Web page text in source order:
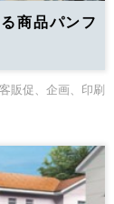
商品パンフ
販促 企画 印刷